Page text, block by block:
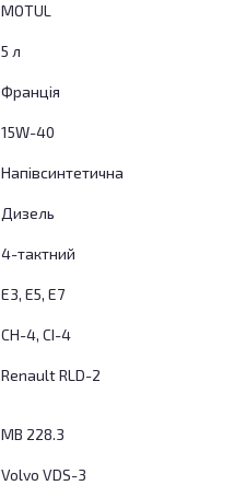
MOTUL
5 л
Франція
15W-40
Напівсинтетична
Дизель
4-тактний
E3, E5, E7
CH-4, CI-4
Renault RLD-2
MB 228.3
Volvo VDS-3